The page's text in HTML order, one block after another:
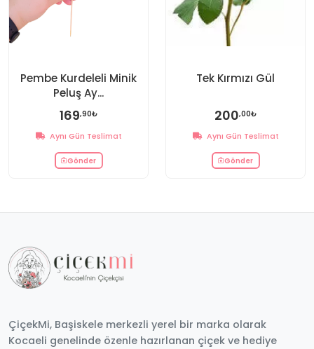
Pembe Kurdeleli Minik
Peluş Ay...
169,90₺
Aynı Gün Teslimat
Gönder
Tek Kırmızı Gül
200,00₺
Aynı Gün Teslimat
Gönder
ÇiçekMi, Başiskele merkezli yerel bir marka olarak
Kocaeli genelinde özenle hazırlanan çiçek ve hediye